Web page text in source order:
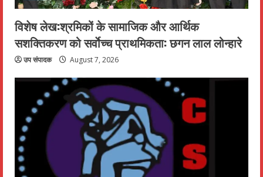
विशेष लेख:श्रमिकों के सामाजिक और आर्थिक
सशक्तिकरण को सर्वाेच्च प्राथमिकता: छगन लाल लोन्हारे
उप संपादक August 7, 2026